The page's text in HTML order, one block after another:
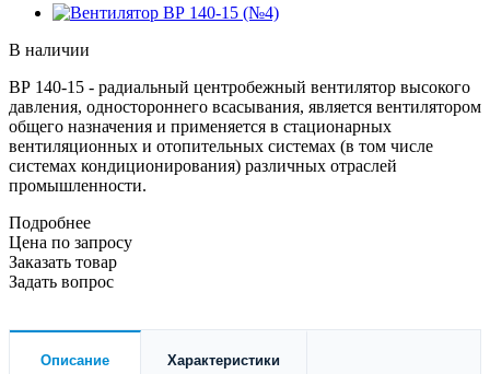
В наличии
ВР 140-15 - радиальный центробежный вентилятор высокого
давления, одностороннего всасывания, является вентилятором
общего назначения и применяется в стационарных
вентиляционных и отопительных системах (в том числе
системах кондиционирования) различных отраслей
промышленности.
Подробнее
Цена по запросу
Заказать товар
Задать вопрос
Описание Характеристики